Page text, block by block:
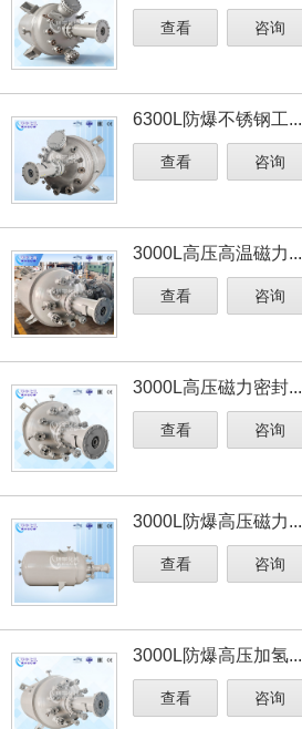
查看 咨询
6300L防爆不锈钢工...
查看 咨询
3000L高压高温磁力...
查看 咨询
3000L高压磁力密封...
查看 咨询
3000L防爆高压磁力...
查看 咨询
3000L防爆高压加氢...
查看 咨询